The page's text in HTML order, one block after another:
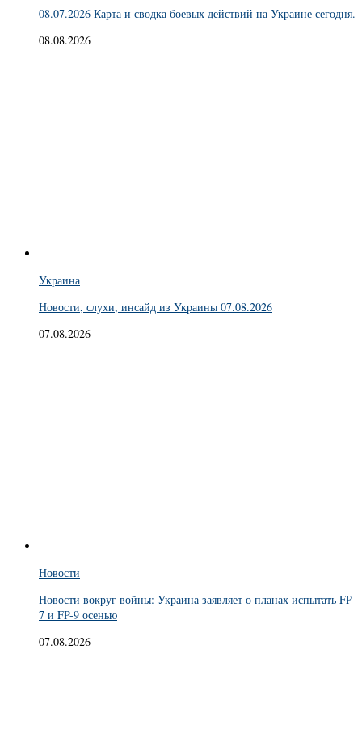
08.07.2026 Карта и сводка боевых действий на Украине сегодня.
08.08.2026
Украина
Новости, слухи, инсайд из Украины 07.08.2026
07.08.2026
Новости
Новости вокруг войны: Украина заявляет о планах испытать FP-
7 и FP-9 осенью
07.08.2026